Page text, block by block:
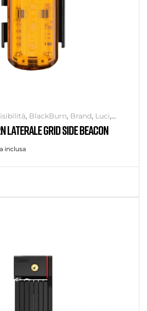
, BlackBurn, Brand, Luci,
Sicurezza
LATERALE GRID SIDE BEACON
inclusa